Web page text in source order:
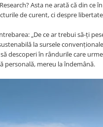
video
Asta ne arată că din ce
de curent, ci despre
„De ce ar trebui să-ți
la sursele
descoperi în rândurile care
personală, mereu la îndemână.